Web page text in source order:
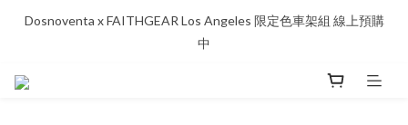
Dosnoventa x FAITHGEAR Los Angeles 限定色車架組 線上預購
中